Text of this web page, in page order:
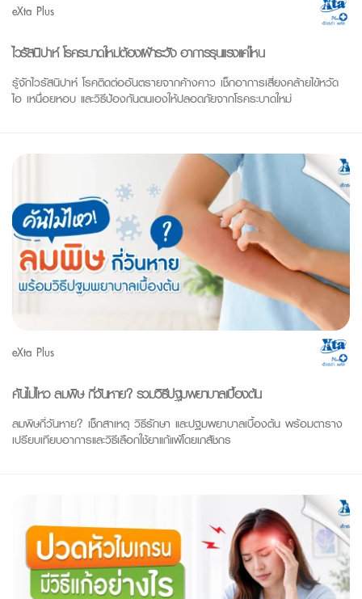
eXta Plus
ไวรัสนิปาห์ โรคระบาดใหม่ต้องเฝ้าระวัง อาการรุนแรงแค่ไหน
รู้จักไวรัสนิปาห์ โรคติดต่ออันตรายจากค้างคาว เช็กอาการเสี่ยงคล้ายไข้หวัด
ไอ เหนื่อยหอบ และวิธีป้องกันตนเองให้ปลอดภัยจากโรคระบาดใหม่
eXta Plus
คันไม่ไหว ลมพิษ กี่วันหาย? รวมวิธีปฐมพยาบาลเบื้องต้น
ลมพิษกี่วันหาย? เช็กสาเหตุ วิธีรักษา และปฐมพยาบาลเบื้องต้น พร้อมตาราง
เปรียบเทียบอาการและวิธีเลือกใช้ยาแก้แพ้โดยเภสัชกร